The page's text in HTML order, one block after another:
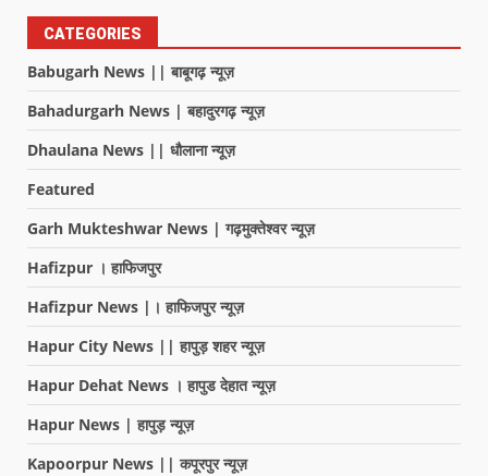
CATEGORIES
Babugarh News || बाबूगढ़ न्यूज़
Bahadurgarh News | बहादुरगढ़ न्यूज़
Dhaulana News || धौलाना न्यूज़
Featured
Garh Mukteshwar News | गढ़मुक्तेश्वर न्यूज़
Hafizpur । हाफिजपुर
Hafizpur News |। हाफिजपुर न्यूज़
Hapur City News || हापुड़ शहर न्यूज़
Hapur Dehat News । हापुड देहात न्यूज़
Hapur News | हापुड़ न्यूज़
Kapoorpur News || कपूरपुर न्यूज़